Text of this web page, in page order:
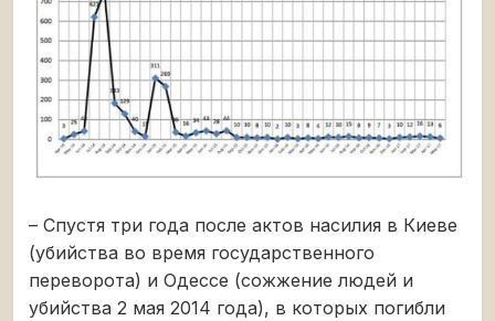
– Спустя три года после актов насилия в Киеве
(убийства во время государственного
переворота) и Одессе (сожжение людей и
убийства 2 мая 2014 года), в которых погибли